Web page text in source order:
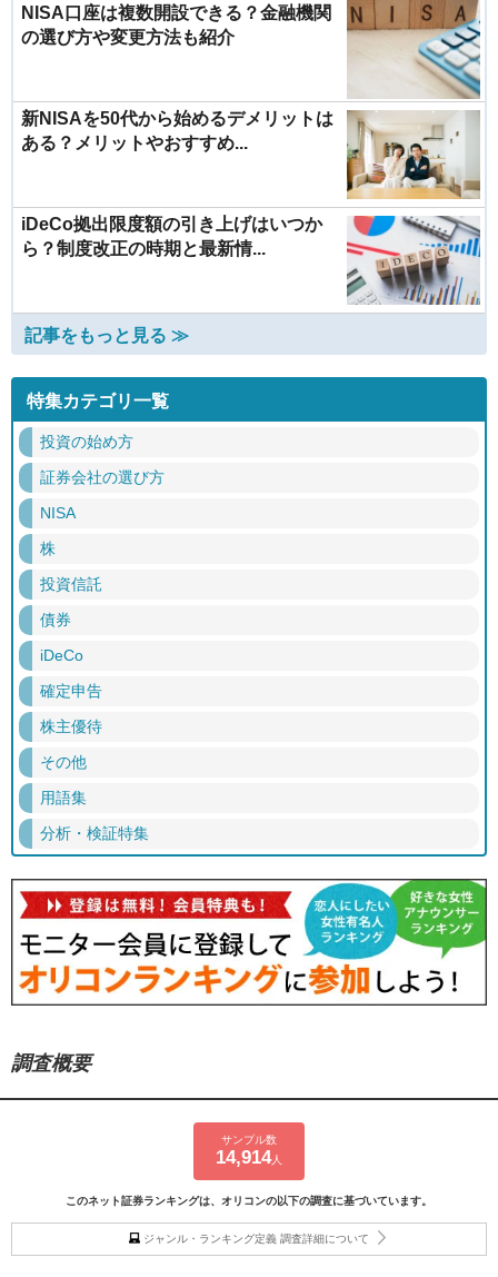
NISA口座は複数開設できる？金融機関
の選び方や変更方法も紹介
新NISAを50代から始めるデメリットは
ある？メリットやおすすめ...
iDeCo拠出限度額の引き上げはいつか
ら？制度改正の時期と最新情...
記事をもっと見る ≫
特集カテゴリ一覧
投資の始め方
証券会社の選び方
NISA
株
投資信託
債券
iDeCo
確定申告
株主優待
その他
用語集
分析・検証特集
調査概要
サンプル数
14,914人
このネット証券ランキングは、オリコンの以下の調査に基づいています。
ジャンル・ランキング定義 調査詳細について